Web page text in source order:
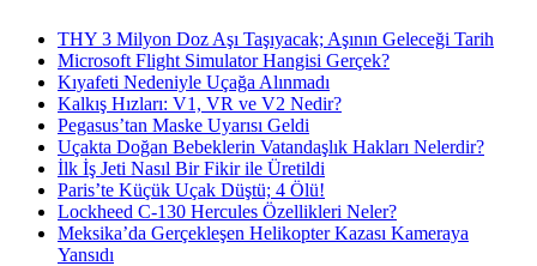
THY 3 Milyon Doz Aşı Taşıyacak; Aşının Geleceği Tarih
Microsoft Flight Simulator Hangisi Gerçek?
Kıyafeti Nedeniyle Uçağa Alınmadı
Kalkış Hızları: V1, VR ve V2 Nedir?
Pegasus’tan Maske Uyarısı Geldi
Uçakta Doğan Bebeklerin Vatandaşlık Hakları Nelerdir?
İlk İş Jeti Nasıl Bir Fikir ile Üretildi
Paris’te Küçük Uçak Düştü; 4 Ölü!
Lockheed C-130 Hercules Özellikleri Neler?
Meksika’da Gerçekleşen Helikopter Kazası Kameraya
Yansıdı